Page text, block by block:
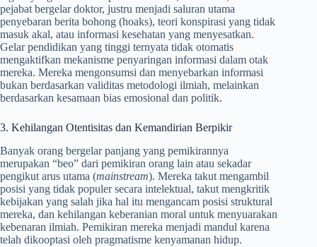
pejabat bergelar doktor, justru menjadi saluran utama
penyebaran berita bohong (hoaks), teori konspirasi yang tidak
masuk akal, atau informasi kesehatan yang menyesatkan.
Gelar pendidikan yang tinggi ternyata tidak otomatis
mengaktifkan mekanisme penyaringan informasi dalam otak
mereka. Mereka mengonsumsi dan menyebarkan informasi
bukan berdasarkan validitas metodologi ilmiah, melainkan
berdasarkan kesamaan bias emosional dan politik.
3. Kehilangan Otentisitas dan Kemandirian Berpikir
Banyak orang bergelar panjang yang pemikirannya
merupakan “beo” dari pemikiran orang lain atau sekadar
pengikut arus utama (mainstream). Mereka takut mengambil
posisi yang tidak populer secara intelektual, takut mengkritik
kebijakan yang salah jika hal itu mengancam posisi struktural
mereka, dan kehilangan keberanian moral untuk menyuarakan
kebenaran ilmiah. Pemikiran mereka menjadi mandul karena
telah dikooptasi oleh pragmatisme kenyamanan hidup.